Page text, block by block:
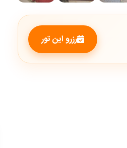
رزرو این تور